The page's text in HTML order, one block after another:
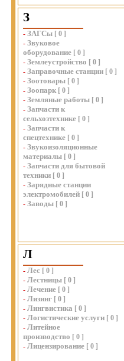
З
- ЗАГСы [ 0 ]
- Звуковое
оборудование [ 0 ]
- Землеустройство [ 0 ]
- Заправочные станции [ 0 ]
- Зоотовары [ 0 ]
- Зоопарк [ 0 ]
- Земляные работы [ 0 ]
- Запчасти к
сельхозтехнике [ 0 ]
- Запчасти к
спецтехнике [ 0 ]
- Звукоизоляционные
материалы [ 0 ]
- Запчасти для бытовой
техники [ 0 ]
- Зарядные станции
электромобилей [ 0 ]
- Заводы [ 0 ]
Л
- Лес [ 0 ]
- Лестницы [ 0 ]
- Лечение [ 0 ]
- Лизинг [ 0 ]
- Лингвистика [ 0 ]
- Логистические услуги [ 0 ]
- Литейное
производство [ 0 ]
- Лицензирование [ 0 ]